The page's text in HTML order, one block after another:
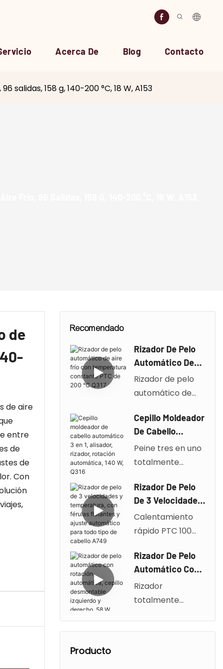
Acerca De Blog Contacto
salidas, 158 g, 140-200 °C, 18 W, A153
de
de aire
entre
de
de
Con
Recomendado
Rizador De Pelo
Automático De
Aire Frío Con
Temperatura
De 200 °C Q317
Rizador de pelo
automático de
temperatura
constante de 200
°C, doble
aislamiento para
quemaduras,
apagado
inteligente de 20
minutos, voltaje
V.
Cepillo Moldeador
De Cabello
Automático 3 En
1, Alisador,
Automática, 140
W, Q316
Peine tres en uno
totalmente
W/calentamiento
PTC Tres
configuraciones
de temperatura:
húmedo y
seco/apagado
durante 30
minutos Bajo nivel
dB/Q316
Rizador De Pelo
De 3 Velocidades
Y Temperatura,
Con Férulas
Ajuste
Automático Para
Todo Tipo De
Cabello A749
Calentamiento
rápido PTC 100
frío
independientes
Férulas flotantes
3D Mango con
peinado más
Rizador De Pelo
Automático Con
Rotación
Automática,
Desmontable
Rizador
totalmente
Producto